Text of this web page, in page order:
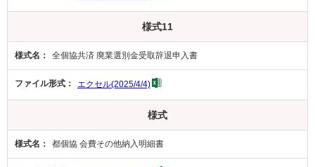
様式11
全個協共済 廃業選別金受取辞退申入書
エクセル(2025/4/4)
様式
都個協 会費その他納入明細書